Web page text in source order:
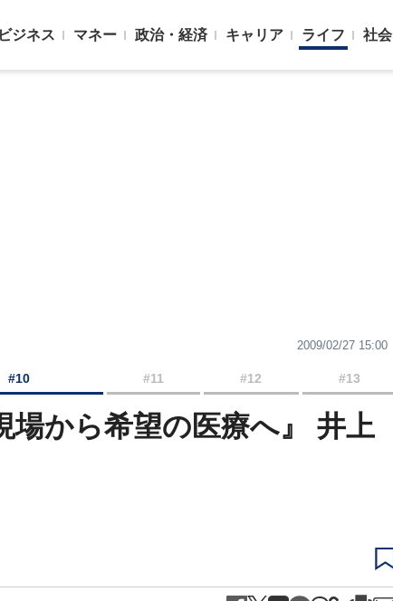
ビジネス マネー 政治・経済 キャリア ライフ 社会
2009/02/27 15:00
#10 #11 #12 #13
場から希望の医療へ』 井上